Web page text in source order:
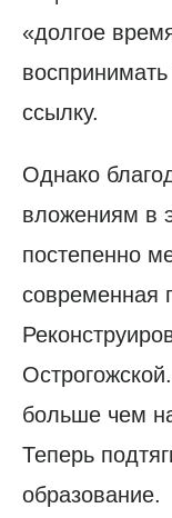
«долгое
ссылку.
Однако
вложениям в
постепенно
современная
больше чем
Теперь
образование.